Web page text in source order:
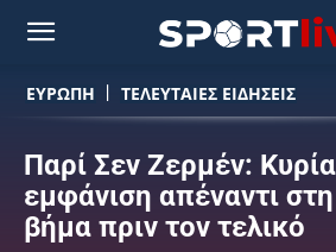
ΕΥΡΩΠΗ ΤΕΛΕΥΤΑΙΕΣ ΕΙΔΗΣΕΙΣ
Παρί Σεν Ζερμέν:
εμφάνιση απέναντι
βήμα πριν τον τελικό